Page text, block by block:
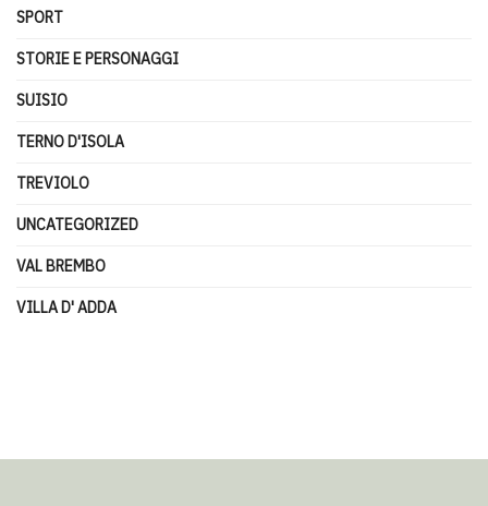
SPORT
STORIE E PERSONAGGI
SUISIO
TERNO D'ISOLA
TREVIOLO
UNCATEGORIZED
VAL BREMBO
VILLA D' ADDA